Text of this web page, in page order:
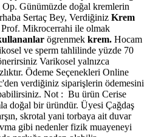
Günümüzde doğal kremlerin
Sertaç Bey, Verdiğiniz Krem
Mikrocerrahi ile olmak
ögrenmek krem. Hocam
ve sperm tahlilinde yüzde 70
Varikosel yalnızca
Ödeme Seçenekleri Online
verdiğiniz siparişlerin ödemesini
Not : Bu ürün Cerise
doğal bir üründür. Üyesi Çağdaş
skrotal yani torbaya ait duvar
gibi nedenler fizik muayeneyi